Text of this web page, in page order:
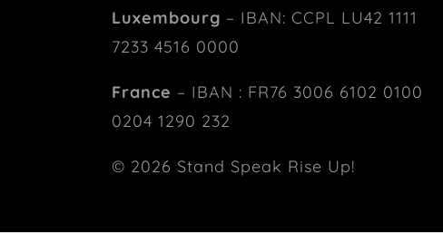
Luxembourg – IBAN: CCPL LU42 1111
7233 4516 0000
France – IBAN : FR76 3006 6102 0100
0204 1290 232
© 2026 Stand Speak Rise Up!